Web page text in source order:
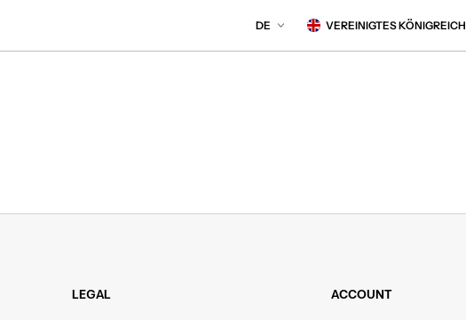
Sprache
DE Land/Region
VEREINIGTES KÖNIGREICH
LEGAL ACCOUNT